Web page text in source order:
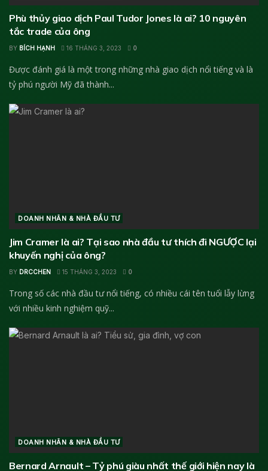
Phù thủy giao dịch Paul Tudor Jones là ai? 10 nguyên
tắc trade của ông
BY BÍCH HẠNH 16 THÁNG 3, 2023 0
Được đánh giá là một trong những nhà giao dịch nổi tiếng và là
tỷ phú người Mỹ đã thành...
DOANH NHÂN & NHÀ ĐẦU TƯ
Jim Cramer là ai? Tại sao nhà đầu tư thích đi NGƯỢC lại
khuyến nghị của ông?
BY DRCCHEN 15 THÁNG 3, 2023 0
Trong số các nhà đầu tư nổi tiếng, có nhiều cái tên tuổi lẫy lừng
với nhiều kinh nghiệm quỹ...
DOANH NHÂN & NHÀ ĐẦU TƯ
Bernard Arnault – Tỷ phú giàu nhất thế giới hiện nay là